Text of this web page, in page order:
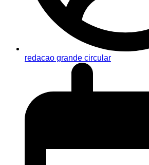
redacao grande circular